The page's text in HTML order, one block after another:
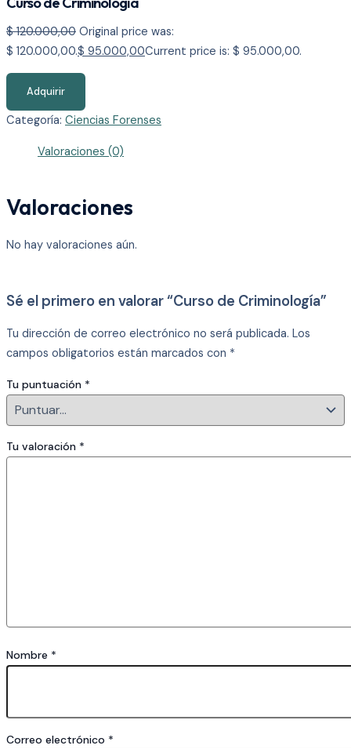
$120.000,00 Original price was:
$ 120.000,00.$ 95.000,00Current price is: $ 95.000,00.
Adquirir
Categoría: Ciencias Forenses
Valoraciones (0)
Valoraciones
No hay valoraciones aún.
Sé el primero en valorar “Curso de Criminología”
Tu dirección de correo electrónico no será publicada. Los
campos obligatorios están marcados con *
Tu puntuación *
Tu valoración *
Nombre *
Correo electrónico *